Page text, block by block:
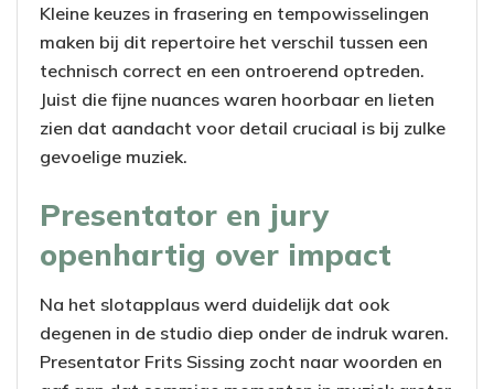
Kleine keuzes in frasering en tempowisselingen
maken bij dit repertoire het verschil tussen een
technisch correct en een ontroerend optreden.
Juist die fijne nuances waren hoorbaar en lieten
zien dat aandacht voor detail cruciaal is bij zulke
gevoelige muziek.
Presentator en jury
openhartig over impact
Na het slotapplaus werd duidelijk dat ook
degenen in de studio diep onder de indruk waren.
Presentator Frits Sissing zocht naar woorden en